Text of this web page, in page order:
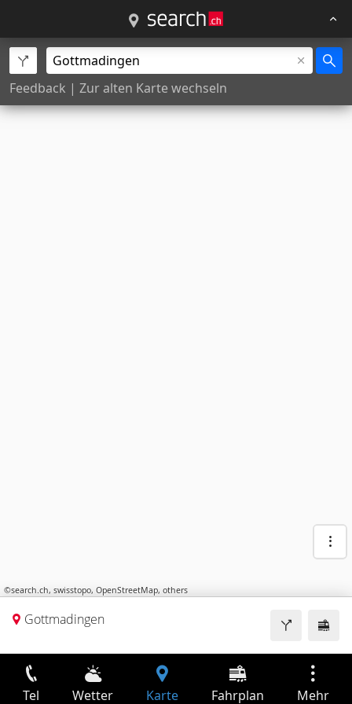
Feedback | Zur alten Karte wechseln
©search.ch, swisstopo, OpenStreetMap, others
Gottmadingen
Tel Wetter Karte Fahrplan Mehr